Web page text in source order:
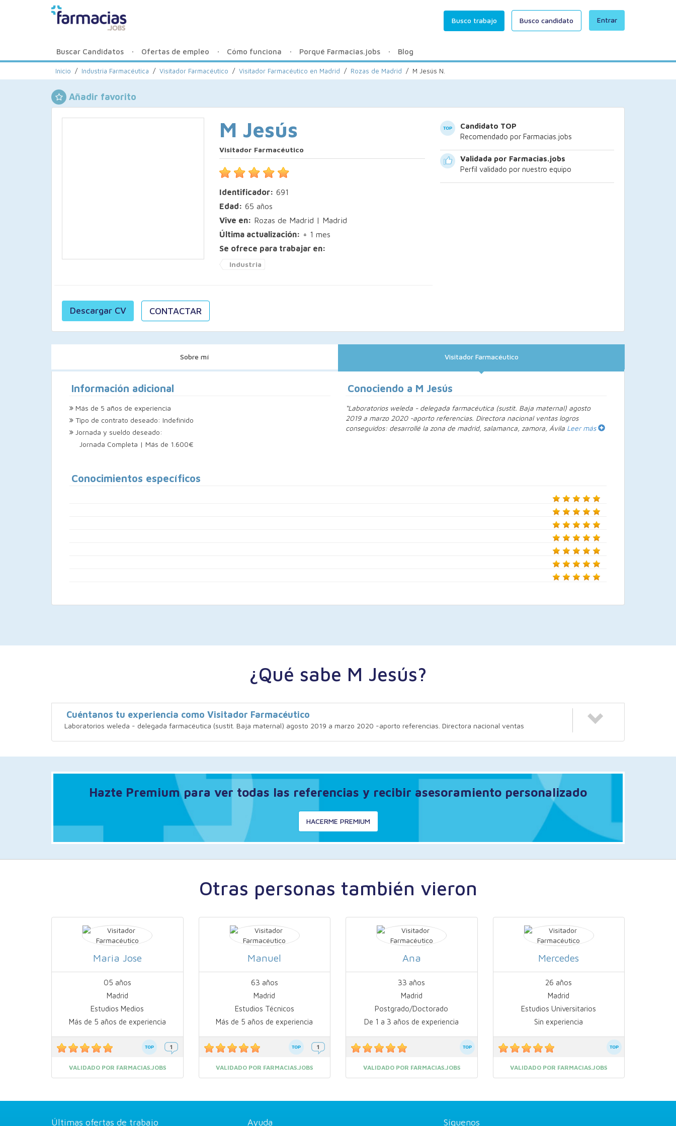
Entrar
Busco trabajo Busco candidato
Buscar Candidatos Ofertas de empleo Cómo funciona Porqué Farmacias.jobs Blog
Inicio / Industria Farmacéutica / Visitador Farmacéutico / Visitador Farmacéutico en Madrid / Rozas de Madrid / M Jesús N.
Añadir favorito
M Jesús
Visitador Farmacéutico
Identificador: 691
Edad: 65 años
Vive en: Rozas de Madrid | Madrid
Última actualización: + 1 mes
Se ofrece para trabajar en:
Industria
Descargar CV CONTACTAR
Candidato TOP
Recomendado por Farmacias.jobs
Validada por Farmacias.jobs
Perfil validado por nuestro equipo
Sobre mí Visitador Farmacéutico
Información adicional
Más de 5 años de experiencia
Tipo de contrato deseado: Indefinido
Jornada y sueldo deseado:
Jornada Completa | Más de 1.600€
Conociendo a M Jesús
“Laboratorios weleda - delegada farmacéutica (sustit. Baja maternal) agosto
2019 a marzo 2020 -aporto referencias. Directora nacional ventas logros
conseguidos: desarrollé la zona de madrid, salamanca, zamora, Ávila Leer más
Conocimientos específicos
¿Qué sabe M Jesús?
Cuéntanos tu experiencia como Visitador Farmacéutico
Laboratorios weleda - delegada farmacéutica (sustit. Baja maternal) agosto 2019 a marzo 2020 -aporto referencias. Directora nacional ventas
Hazte Premium para ver todas las referencias y recibir asesoramiento personalizado
HACERME PREMIUM
Otras personas también vieron
Maria Jose
05 años
Madrid
Estudios Medios
Más de 5 años de experiencia
VALIDADO POR FARMACIAS.JOBS
Manuel
63 años
Madrid
Estudios Técnicos
Más de 5 años de experiencia
VALIDADO POR FARMACIAS.JOBS
Ana
33 años
Madrid
Postgrado/Doctorado
De 1 a 3 años de experiencia
VALIDADO POR FARMACIAS.JOBS
Mercedes
26 años
Madrid
Estudios Universitarios
Sin experiencia
VALIDADO POR FARMACIAS.JOBS
Últimas ofertas de trabajo Ayuda Síguenos